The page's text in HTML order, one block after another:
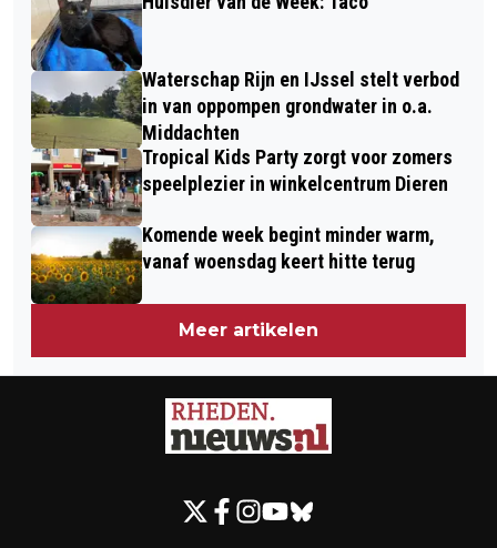
Waterschap Rijn en IJssel stelt verbod
in van oppompen grondwater in o.a.
Middachten
Tropical Kids Party zorgt voor zomers
speelplezier in winkelcentrum Dieren
Komende week begint minder warm,
vanaf woensdag keert hitte terug
Meer artikelen